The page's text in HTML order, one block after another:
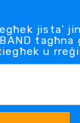
jista'
tagħna
u